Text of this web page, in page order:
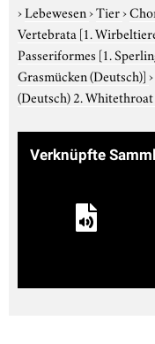
›Lebewesen›Tier›
Vertebrata [1.
Passeriformes [1.
Grasmücken (Deutsch)]›
(Deutsch) 2.
Verknüpfte